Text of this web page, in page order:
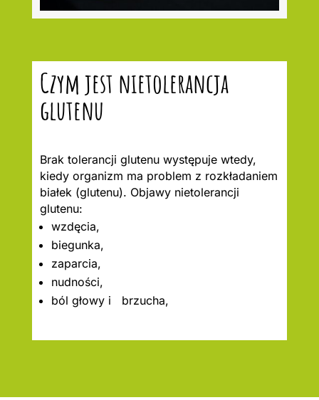
Czym jest nietolerancja
glutenu
Brak tolerancji glutenu występuje wtedy,
kiedy organizm ma problem z rozkładaniem
białek (glutenu). Objawy nietolerancji
glutenu:
wzdęcia,
biegunka,
zaparcia,
nudności,
ból głowy i brzucha,